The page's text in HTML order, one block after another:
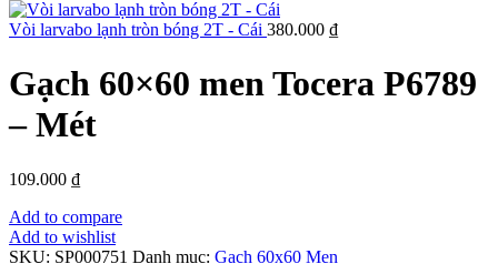
Vòi larvabo lạnh tròn bóng 2T - Cái 380.000 ₫
Gạch 60×60 men Tocera P6789
– Mét
109.000 ₫
Add to compare
Add to wishlist
SKU: SP000751 Danh mục: Gạch 60x60 Men